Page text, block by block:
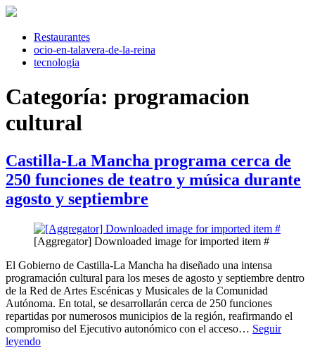
Saltar
contenidoRestaurantes
ocio-en-talavera-de-la-reina
tecnologia
Categoría: programacion
cultural
Castilla-La Mancha programa cerca de
250 funciones de teatro y música durante
agosto y septiembre
[Aggregator] Downloaded image for imported item #
El Gobierno de Castilla-La Mancha ha diseñado una intensa
programación cultural para los meses de agosto y septiembre dentro
de la Red de Artes Escénicas y Musicales de la Comunidad
Autónoma. En total, se desarrollarán cerca de 250 funciones
repartidas por numerosos municipios de la región, reafirmando el
compromiso del Ejecutivo autonómico con el acceso… Seguir
leyendoCastilla-